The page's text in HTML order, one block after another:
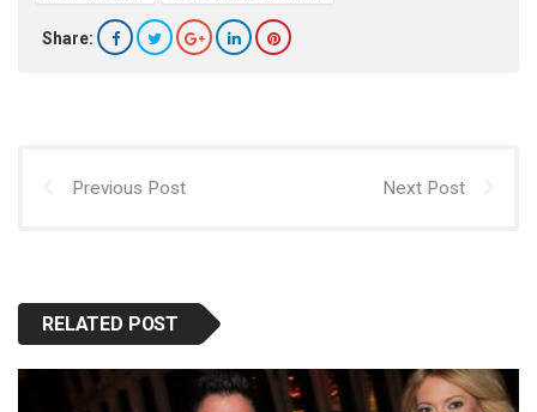
Share:
Previous Post Next Post
RELATED POST